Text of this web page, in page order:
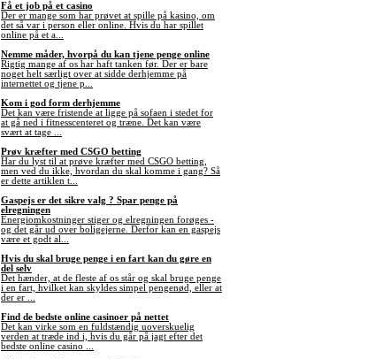
Få et job på et casino
Der er mange som har prøvet at spille på kasino, om
det så var i person eller online. Hvis du har spillet
online på et a...
Nemme måder, hvorpå du kan tjene penge online
Rigtig mange af os har haft tanken før. Der er bare
noget helt særligt over at sidde derhjemme på
internettet og tjene p...
Kom i god form derhjemme
Det kan være fristende at ligge på sofaen i stedet for
at gå ned i fitnesscenteret og træne. Det kan være
svært at tage ...
Prøv kræfter med CSGO betting
Har du lyst til at prøve kræfter med CSGO betting,
men ved du ikke, hvordan du skal komme i gang? Så
er dette artiklen t...
Gaspejs er det sikre valg ? Spar penge på
elregningen
Energiomkostninger stiger og elregningen forøges -
og det går ud over boligejerne. Derfor kan en gaspejs
være et godt al...
Hvis du skal bruge penge i en fart kan du gøre en
del selv
Det hænder, at de fleste af os står og skal bruge penge
i en fart, hvilket kan skyldes simpel pengenød, eller at
der er ...
Find de bedste online casinoer på nettet
Det kan virke som en fuldstændig uoverskuelig
verden at træde ind i, hvis du går på jagt efter det
bedste online casino ...